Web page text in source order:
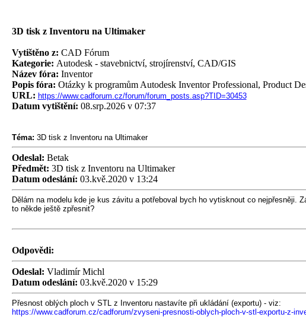
3D tisk z Inventoru na Ultimaker
Vytištěno z: CAD Fórum
Kategorie: Autodesk - stavebnictví, strojírenství, CAD/GIS
Název fóra: Inventor
Popis fóra: Otázky k programům Autodesk Inventor Professional, Product
URL: https://www.cadforum.cz/forum/forum_posts.asp?TID=30453
Datum vytištění: 08.srp.2026 v 07:37
Téma: 3D tisk z Inventoru na Ultimaker
Odeslal: Betak
Předmět: 3D tisk z Inventoru na Ultimaker
Datum odeslání: 03.kvě.2020 v 13:24
Dělám na modelu kde je kus závitu a potřeboval bych ho vytisknout co
to někde ještě zpřesnit?
Odpovědi:
Odeslal: Vladimír Michl
Datum odeslání: 03.kvě.2020 v 15:29
Přesnost oblých ploch v STL z Inventoru nastavíte při ukládání (exportu) - viz:
https://www.cadforum.cz/cadforum/zvyseni-presnosti-oblych-ploch-v-stl-exportu-z-